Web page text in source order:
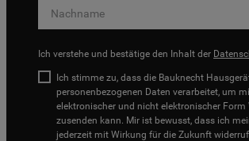
Ich verstehe und bestätige den Inhalt der
Ich stimme zu, dass die Bauknecht
personenbezogenen Daten verarbeitet, um
elektronischer und nicht elektronischer Form
zusenden kann. Mir ist bewusst, dass ich
jederzeit mit Wirkung für die Zukunft